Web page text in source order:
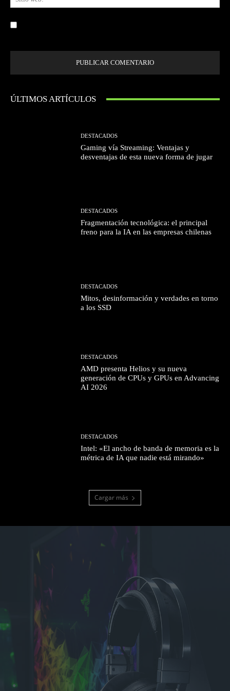
ÚLTIMOS ARTÍCULOS
DESTACADOS
Gaming vía Streaming: Ventajas y
desventajas de esta nueva forma de jugar
DESTACADOS
Fragmentación tecnológica: el principal
freno para la IA en las empresas chilenas
DESTACADOS
Mitos, desinformación y verdades en torno
a los SSD
DESTACADOS
AMD presenta Helios y su nueva
generación de CPUs y GPUs en Advancing
AI 2026
DESTACADOS
Intel: «El ancho de banda de memoria es la
métrica de IA que nadie está mirando»
Cargar más